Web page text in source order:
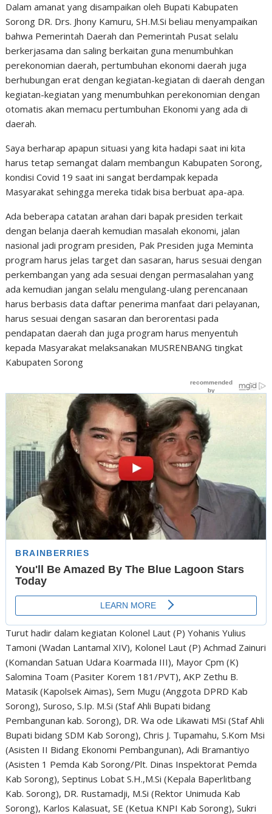
Dalam amanat yang disampaikan oleh Bupati Kabupaten
Sorong DR. Drs. Jhony Kamuru, SH.M.Si beliau menyampaikan
bahwa Pemerintah Daerah dan Pemerintah Pusat selalu
berkerjasama dan saling berkaitan guna menumbuhkan
perekonomian daerah, pertumbuhan ekonomi daerah juga
berhubungan erat dengan kegiatan-kegiatan di daerah dengan
kegiatan-kegiatan yang menumbuhkan perekonomian dengan
otomatis akan memacu pertumbuhan Ekonomi yang ada di
daerah.
Saya berharap apapun situasi yang kita hadapi saat ini kita
harus tetap semangat dalam membangun Kabupaten Sorong,
kondisi Covid 19 saat ini sangat berdampak kepada
Masyarakat sehingga mereka tidak bisa berbuat apa-apa.
Ada beberapa catatan arahan dari bapak presiden terkait
dengan belanja daerah kemudian masalah ekonomi, jalan
nasional jadi program presiden, Pak Presiden juga Meminta
program harus jelas target dan sasaran, harus sesuai dengan
perkembangan yang ada sesuai dengan permasalahan yang
ada kemudian jangan selalu mengulang-ulang perencanaan
harus berbasis data daftar penerima manfaat dari pelayanan,
harus sesuai dengan sasaran dan berorentasi pada
pendapatan daerah dan juga program harus menyentuh
kepada Masyarakat melaksanakan MUSRENBANG tingkat
Kabupaten Sorong
Turut hadir dalam kegiatan Kolonel Laut (P) Yohanis Yulius
Tamoni (Wadan Lantamal XIV), Kolonel Laut (P) Achmad Zainuri
(Komandan Satuan Udara Koarmada III), Mayor Cpm (K)
Salomina Toam (Pasiter Korem 181/PVT), AKP Zethu B.
Matasik (Kapolsek Aimas), Sem Mugu (Anggota DPRD Kab
Sorong), Suroso, S.Ip. M.Si (Staf Ahli Bupati bidang
Pembangunan kab. Sorong), DR. Wa ode Likawati MSi (Staf Ahli
Bupati bidang SDM Kab Sorong), Chris J. Tupamahu, S.Kom Msi
(Asisten II Bidang Ekonomi Pembangunan), Adi Bramantiyo
(Asisten 1 Pemda Kab Sorong/Plt. Dinas Inspektorat Pemda
Kab Sorong), Septinus Lobat S.H.,M.Si (Kepala Baperlitbang
Kab. Sorong), DR. Rustamadji, M.Si (Rektor Unimuda Kab
Sorong), Karlos Kalasuat, SE (Ketua KNPI Kab Sorong), Sukri